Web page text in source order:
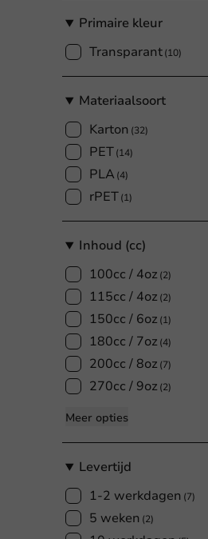
Primaire kleur
Transparant(10)
Materiaalsoort
Karton (32)
PET(14)
PLA(4)
rPET(1)
Inhoud (cc)
100cc / 4oz (2)
115cc / 4oz (2)
150cc / 6oz (1)
180cc / 7oz (4)
200cc / 8oz (7)
270cc / 9oz (2)
Meer opties
Levertijd
1-2 werkdagen (7)
5 weken (2)